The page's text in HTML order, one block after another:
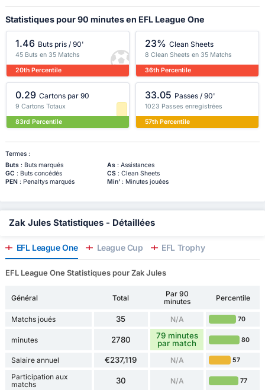
Statistiques pour 90 minutes en EFL League One
1.46 Buts pris / 90'
45 Buts en 35 Matchs
20th Percentile
23% Clean Sheets
8 Clean Sheets en 35 Matchs
36th Percentile
0.29 Cartons par 90
9 Cartons Totaux
83rd Percentile
33.05 Passes / 90'
1023 Passes enregistrées
57th Percentile
Termes :
Buts: Buts marqués As: Assistances
GC : Buts concédés CS: Clean Sheets
PEN: Penaltys marqués Min': Minutes jouées
Zak Jules Statistiques - Détaillées
EFL League One League Cup EFL Trophy
EFL League One Statistiques pour Zak Jules
Général Total
Par 90
minutes
Percentile
Matchs joués 35 N/A 70
minutes 2780
79 minutes
par match
80
Salaire annuel €237,119 N/A 57
Participation aux
matchs
30 N/A 77